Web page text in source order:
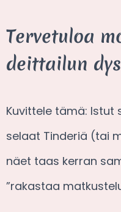
Tervetuloa
deittailun
Kuvittele tämä:
selaat Tinderiä (tai
näet taas kerran
”rakastaa